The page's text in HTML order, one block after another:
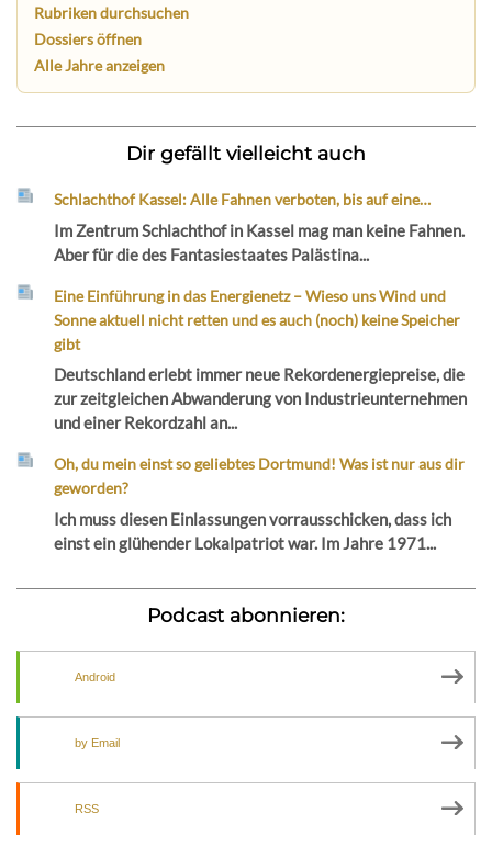
Rubriken durchsuchen
Dossiers öffnen
Alle Jahre anzeigen
Dir gefällt vielleicht auch
Schlachthof Kassel: Alle Fahnen verboten, bis auf eine…
Im Zentrum Schlachthof in Kassel mag man keine Fahnen.
Aber für die des Fantasiestaates Palästina...
Eine Einführung in das Energienetz – Wieso uns Wind und
Sonne aktuell nicht retten und es auch (noch) keine Speicher
gibt
Deutschland erlebt immer neue Rekordenergiepreise, die
zur zeitgleichen Abwanderung von Industrieunternehmen
und einer Rekordzahl an...
Oh, du mein einst so geliebtes Dortmund! Was ist nur aus dir
geworden?
Ich muss diesen Einlassungen vorrausschicken, dass ich
einst ein glühender Lokalpatriot war. Im Jahre 1971...
Podcast abonnieren:
Android
by Email
RSS